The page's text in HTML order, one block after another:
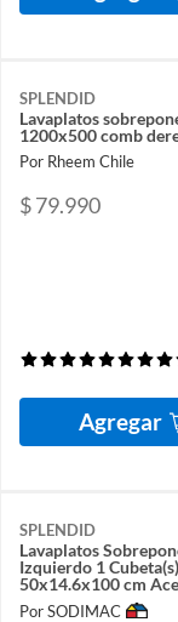
SPLENDID
Lavaplatos
1200x500 comb
Por Rheem Chile
$ 79.990
Agregar
SPLENDID
Lavaplatos
Izquierdo 1 Cubeta(s)
50x14.6x100 cm
inoxidable
Por SODIMAC